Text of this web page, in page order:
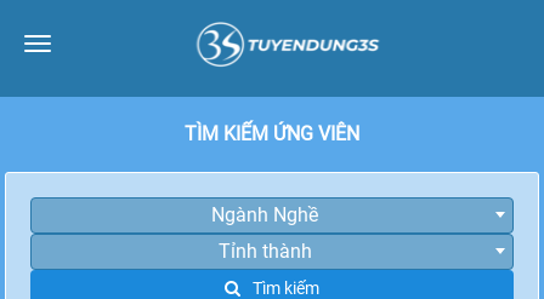
Toggle
TÌM KIẾM ỨNG VIÊN
Ngành Nghề
Tỉnh thành
Tìm kiếm